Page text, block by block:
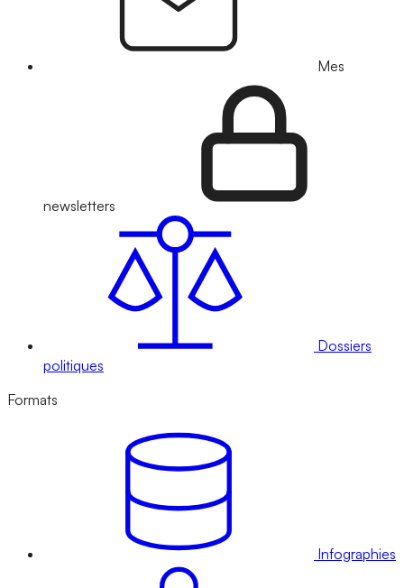
Mes
newsletters
Dossiers
politiques
Formats
Infographies